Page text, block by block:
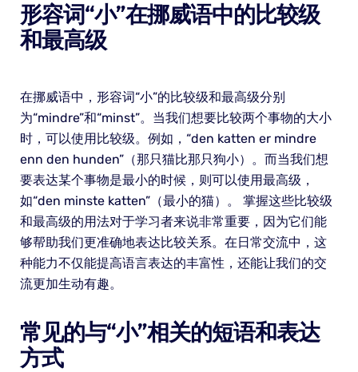
形容词“小”在挪威语中的比较级
和最高级
在挪威语中，形容词“小”的比较级和最高级分别
为“mindre”和“minst”。当我们想要比较两个事物的大小
时，可以使用比较级。例如，“den katten er mindre
enn den hunden”（那只猫比那只狗小）。而当我们想
要表达某个事物是最小的时候，则可以使用最高级，
如“den minste katten”（最小的猫）。 掌握这些比较级
和最高级的用法对于学习者来说非常重要，因为它们能
够帮助我们更准确地表达比较关系。在日常交流中，这
种能力不仅能提高语言表达的丰富性，还能让我们的交
流更加生动有趣。
常见的与“小”相关的短语和表达
方式